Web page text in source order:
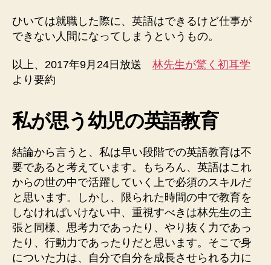
ひいては就職した際に、英語はできるけど仕事が
できない人間になってしまうというもの。
以上、2017年9月24日放送 林先生が驚く初耳学
より要約
私が思う幼児の英語教育
結論から言うと、私は早い段階での英語教育は不
要であると考えています。もちろん、英語はこれ
からの世の中で活躍していく上で必須のスキルだ
と思います。しかし、限られた時間の中で教育を
しなければいけない中、重視すべきは林先生の主
張と同様、思考力であったり、やり抜く力であっ
たり、行動力であったりだと思います。そこで身
についた力は、自分で自分を成長させられる力に